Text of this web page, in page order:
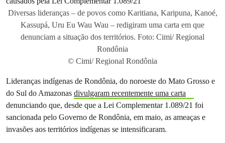
Diversas lideranças – de povos como Karitiana, Karipuna, Kanoé,
Kassupá, Uru Eu Wau Wau – redigiram uma carta em que
denunciam a situação dos territórios. Foto: Cimi/ Regional
Rondônia
© Cimi/ Regional Rondônia
Lideranças indígenas de Rondônia, do noroeste do Mato Grosso e
do Sul do Amazonas divulgaram recentemente uma carta
denunciando que, desde que a Lei Complementar 1.089/21 foi
sancionada pelo Governo de Rondônia, em maio, as ameaças e
invasões aos territórios indígenas se intensificaram.